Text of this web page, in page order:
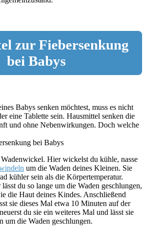
zur Fiebersenkung
bei Babys
Babys senken möchtest, muss es nicht
eine Tablette sein. Hausmittel senken die
und ohne Nebenwirkungen. Doch welche
Hier wickelst du kühle, nasse
um die Waden deines Kleinen. Sie
kühler sein als die Körpertemperatur.
du so lange um die Waden geschlungen,
die Haut deines Kindes. Anschließend
sie dieses Mal etwa 10 Minuten auf der
du sie ein weiteres Mal und lässt sie
um die Waden geschlungen.